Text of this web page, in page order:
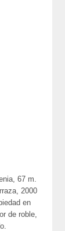
67 m.
2000
en
de roble,